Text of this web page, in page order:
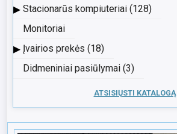
▸ Stacionarūs kompiuteriai (128)
Monitoriai
▸ Įvairios prekės (18)
Didmeniniai pasiūlymai (3)
ATSISIŲSTI KATALOGĄ